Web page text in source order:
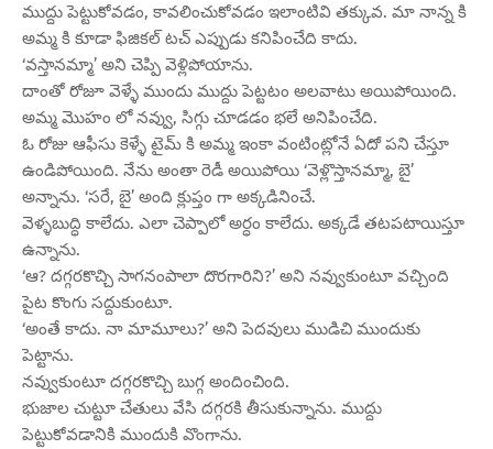
ముద్దు పెట్టుకోవడం, కావలించుకోవడం ఇలాంటివి తక్కువ. మా నాన్న కి
అమ్మ కి కూడా ఫిజికల్ టచ్ ఎప్పుడు కనిపించేది కాదు.
‘వస్తానమ్మా’ అని చెప్పి వెళ్లిపోయాను.
దాంతో రోజూ వెళ్ళే ముందు ముద్దు పెట్టటం అలవాటు అయిపోయింది.
అమ్మ మొహం లో నవ్వు, సిగ్గు చూడడం భలే అనిపించేది.
ఓ రోజు ఆఫీసు కెళ్ళే టైమ్ కి అమ్మ ఇంకా వంటింట్లోనే ఏదో పని చేస్తూ
ఉండిపోయింది. నేను అంతా రెడీ అయిపోయి ‘వెళ్లొస్తానమ్మా, బై’
అన్నాను. ‘సరే, బై’ అంది క్లుప్తం గా అక్కడినించే.
వెళ్ళబుద్ధి కాలేదు. ఎలా చెప్పాలో అర్ధం కాలేదు. అక్కడే తటపటాయిస్తూ
ఉన్నాను.
‘ఆ? దగ్గరకొచ్చి సాగనంపాలా దొరగారిని?’ అని నవ్వుకుంటూ వచ్చింది
పైట కొంగు సద్దుకుంటూ.
‘అంతే కాదు. నా మామూలు?’ అని పెదవులు ముడిచి ముందుకు
పెట్టాను.
నవ్వుకుంటూ దగ్గరకొచ్చి బుగ్గ అందించింది.
భుజాల చుట్టూ చేతులు వేసి దగ్గరకి తీసుకున్నాను. ముద్దు
పెట్టుకోవడానికి ముందుకి వొంగాను.